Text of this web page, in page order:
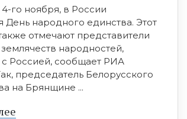
го ноября, в России
День народного единства. Этот
отмечают представители
народностей,
с Россией, сообщает РИА
председатель Белорусского
на Брянщине ...